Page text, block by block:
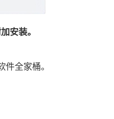
安装。
全家桶。